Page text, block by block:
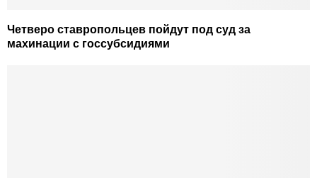
Четверо ставропольцев пойдут под суд за
махинации с госсубсидиями